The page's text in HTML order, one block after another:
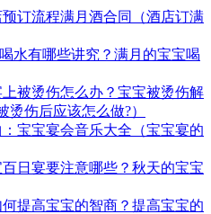
订流程满月酒合同（酒店订满
水有哪些讲究？满月的宝宝喝
被烫伤怎么办？宝宝被烫伤解
伤后应该怎么做?）
宝宝宴会音乐大全（宝宝宴的
日宴要注意哪些？秋天的宝宝
提高宝宝的智商？提高宝宝的